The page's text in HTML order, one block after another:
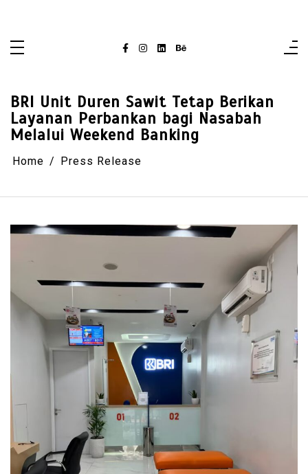
BRI Unit Duren Sawit Tetap Berikan
Layanan Perbankan bagi Nasabah
Melalui Weekend Banking
Home Press Release